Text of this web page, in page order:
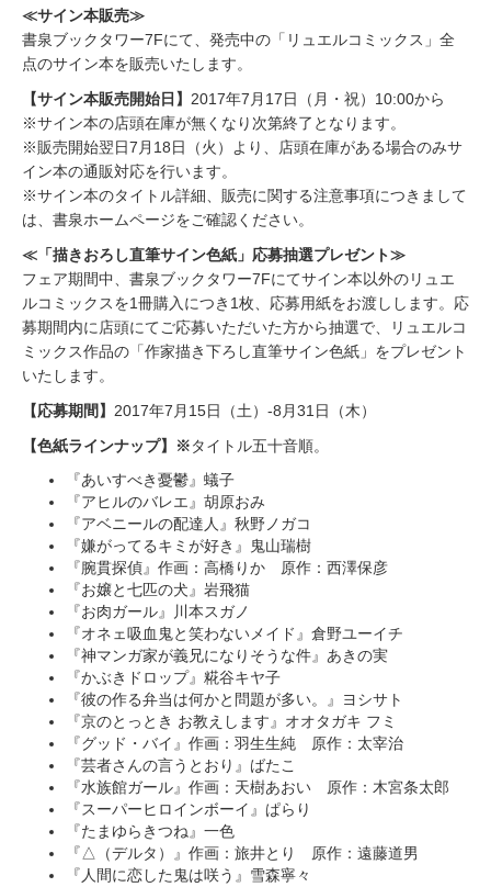
≪サイン本販売≫
書泉ブックタワー7Fにて、発売中の「リュエルコミックス」全
点のサイン本を販売いたします。
【サイン本販売開始日】 2017年7月17日（月・祝）10:00から
※サイン本の店頭在庫が無くなり次第終了となります。
※販売開始翌日7月18日（火）より、店頭在庫がある場合のみサ
イン本の通販対応を行います。
※サイン本のタイトル詳細、販売に関する注意事項につきまして
は、書泉ホームページをご確認ください。
≪「描きおろし直筆サイン色紙」応募抽選プレゼント≫
フェア期間中、書泉ブックタワー7Fにてサイン本以外のリュエ
ルコミックスを1冊購入につき1枚、応募用紙をお渡しします。応
募期間内に店頭にてご応募いただいた方から抽選で、リュエルコ
ミックス作品の「作家描き下ろし直筆サイン色紙」をプレゼント
いたします。
【応募期間】 2017年7月15日（土）‐8月31日（木）
【色紙ラインナップ】※タイトル五十音順。
『あいすべき憂鬱』蟻子
『アヒルのバレエ』胡原おみ
『アベニールの配達人』秋野ノガコ
『嫌がってるキミが好き』鬼山瑞樹
『腕貫探偵』作画：高橋りか 原作：西澤保彦
『お嬢と七匹の犬』岩飛猫
『お肉ガール』川本スガノ
『オネェ吸血鬼と笑わないメイド』倉野ユーイチ
『神マンガ家が義兄になりそうな件』あきの実
『かぶきドロップ』糀谷キヤ子
『彼の作る弁当は何かと問題が多い。』ヨシサト
『京のとっとき お教えします』オオタガキ フミ
『グッド・バイ』作画：羽生生純 原作：太宰治
『芸者さんの言うとおり』ばたこ
『水族館ガール』作画：天樹あおい 原作：木宮条太郎
『スーパーヒロインボーイ』ぱらり
『たまゆらきつね』一色
『△（デルタ）』作画：旅井とり 原作：遠藤道男
『人間に恋した鬼は咲う』雪森寧々